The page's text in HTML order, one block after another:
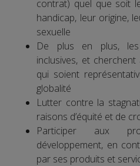
contrat) quel que soit
handicap, leur origine,
sexuelle
De plus en plus,
inclusives, et
qui soient
globalité
Lutter contre la
raisons d’équité et de
Participer aux
développement, en
par ses produits et